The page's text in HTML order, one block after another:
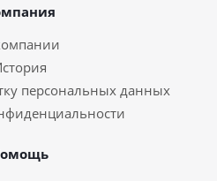
персональных данных